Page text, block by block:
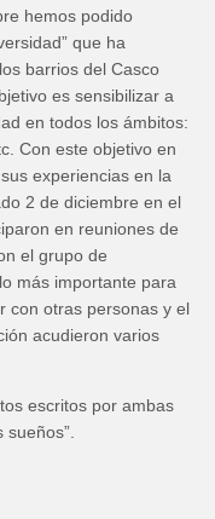
hemos podido
que ha
barrios del Casco
es sensibilizar a
en todos los ámbitos:
Con este objetivo en
experiencias en la
2 de diciembre en el
en reuniones de
el grupo de
más importante para
con otras personas y el
acudieron varios
escritos por ambas